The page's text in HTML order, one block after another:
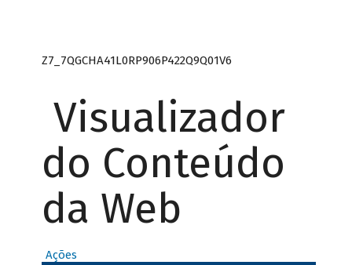
Z7_7QGCHA41L0RP906P422Q9Q01V6
Visualizador
do Conteúdo
da Web
Ações